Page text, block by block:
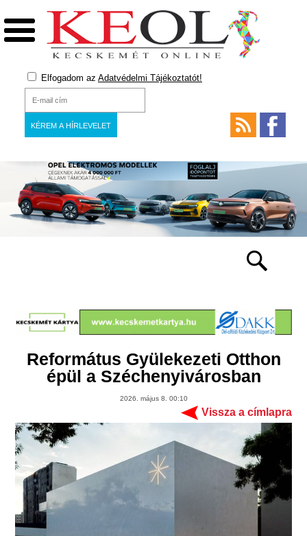
Elfogadom az Adatvédelmi Tájékoztatót!
Református Gyülekezeti Otthon
épül a Széchenyivárosban
2026. május 8. 00:10
Vissza a címlapra